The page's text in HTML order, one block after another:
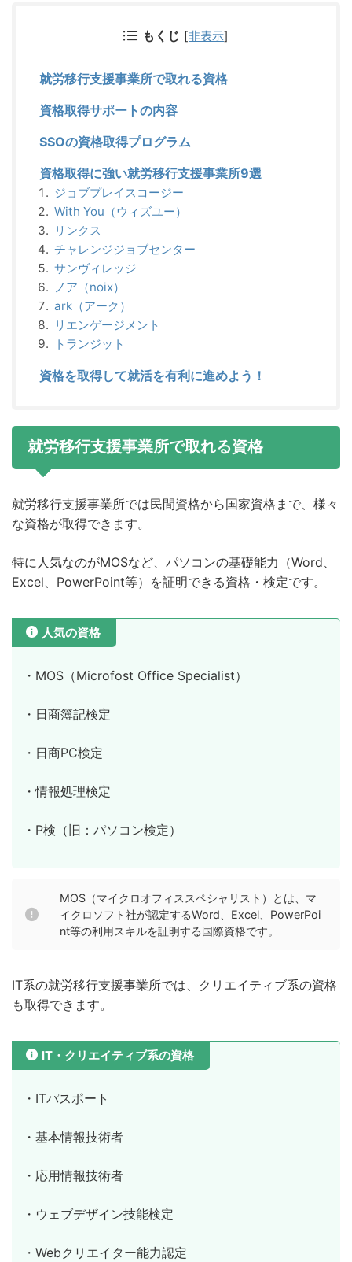
もくじ [非表示]
就労移行支援事業所で取れる資格
資格取得サポートの内容
SSOの資格取得プログラム
資格取得に強い就労移行支援事業所9選
ジョブプレイスコージー
With You（ウィズユー）
リンクス
チャレンジジョブセンター
サンヴィレッジ
ノア（noix）
ark（アーク）
リエンゲージメント
トランジット
資格を取得して就活を有利に進めよう！
就労移行支援事業所で取れる資格
就労移行支援事業所では民間資格から国家資格まで、様々
な資格が取得できます。
特に人気なのがMOSなど、パソコンの基礎能力（Word、
Excel、PowerPoint等）を証明できる資格・検定です。
人気の資格
・MOS（Microfost Office Specialist）
・日商簿記検定
・日商PC検定
・情報処理検定
・P検（旧：パソコン検定）
MOS（マイクロオフィススペシャリスト）とは、マ
イクロソフト社が認定するWord、Excel、PowerPoi
nt等の利用スキルを証明する国際資格です。
IT系の就労移行支援事業所では、クリエイティブ系の資格
も取得できます。
IT・クリエイティブ系の資格
・ITパスポート
・基本情報技術者
・応用情報技術者
・ウェブデザイン技能検定
・Webクリエイター能力認定